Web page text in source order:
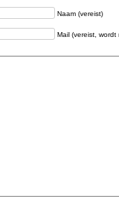
Naam (vereist)
Mail (vereist,